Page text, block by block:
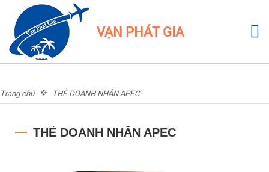
VẠN PHÁT GIA
Trang chủ THẺ DOANH NHÂN APEC
THẺ DOANH NHÂN APEC